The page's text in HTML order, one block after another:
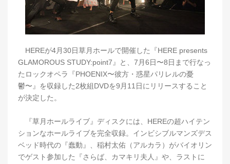
HEREが4月30日草月ホールで開催した『HERE presents
GLAMOROUS STUDY:point7』と、7月6日〜8日まで行なっ
たロックオペラ『PHOENIX〜彼方・惑星パリレルの憂
鬱〜』を収録した2枚組DVDを9月11日にリリースすること
が決定した。
『草月ホールライブ』ディスクには、HEREの超ハイテン
ションなホールライブを完全収録。インビシブルマンズデス
ベッド時代の『蠢動』、稲村太佑（アルカラ）がバイオリン
でゲスト参加した『さらば、カマキリ夫人』や、ラストに